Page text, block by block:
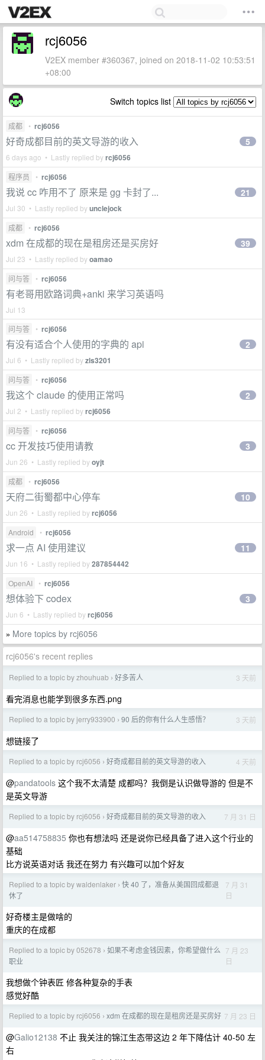
rcj6056
V2EX member #360367, joined on 2018-11-02 10:53:51
+08:00
Switch topics list
成都 • rcj6056
好奇成都目前的英文导游的收入
6 days ago • Lastly replied byrcj6056
5
程序员 • rcj6056
我说 cc 咋用不了 原来是 gg 卡封了...
Jul 30 • Lastly replied byunclejock
21
成都 • rcj6056
xdm 在成都的现在是租房还是买房好
Jul 23 • Lastly replied byoamao
39
问与答 • rcj6056
有老哥用欧路词典+anki 来学习英语吗
Jul 13
问与答
• rcj6056
有没有适合个人使用的字典的 api
Jul 6 • Lastly replied byzls3201
2
问与答 • rcj6056
我这个 claude 的使用正常吗
Jul 2 • Lastly replied byrcj6056
2
问与答 • rcj6056
cc 开发技巧使用请教
Jun 26 • Lastly replied byoyjt
3
成都 • rcj6056
天府二街蜀都中心停车
Jun 26 • Lastly replied byrcj6056
10
Android • rcj6056
求一点 AI 使用建议
Jun 16 • Lastly replied by287854442
11
OpenAI • rcj6056
想体验下 codex
Jun 6 • Lastly replied byrcj6056
3
» More topics by rcj6056
rcj6056's recent replies
Replied to a topic by zhouhuab › 好多苦人 3 天前
看完消息也能学到很多东西.png
Replied to a topic by jerry933900 › 90 后的你有什么人生感悟？ 3 天前
想链接了
Replied to a topic by rcj6056 › 好奇成都目前的英文导游的收入 4 天前
@pandatools 这个我不太清楚 成都吗？我倒是认识做导游的 但是不
是英文导游
Replied to a topic by rcj6056 › 好奇成都目前的英文导游的收入 7 月 31 日
@aa514758835 你也有想法吗 还是说你已经具备了进入这个行业的
基础
比方说英语对话 我还在努力 有兴趣可以加个好友
Replied to a topic by waldenlaker › 快 40 了，准备从美国回成都退
休了
7 月 31
日
好奇楼主是做啥的
重庆的在成都
Replied to a topic by 052678 › 如果不考虑金钱因素，你希望做什么
职业
7 月 23
日
我想做个钟表匠 修各种复杂的手表
感觉好酷
Replied to a topic by rcj6056 › xdm 在成都的现在是租房还是买房好 7 月 23 日
@Galio12138 不止 我关注的锦江生态带这边 2 年下降估计 40-50 左
右